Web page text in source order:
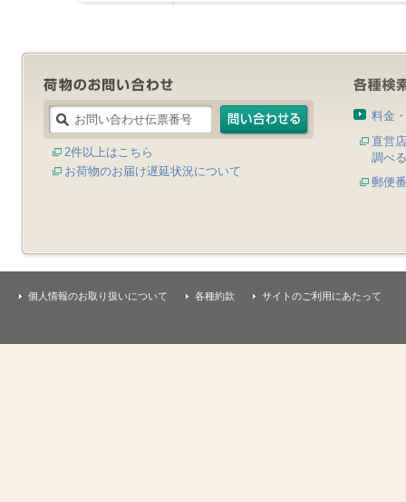
2件以上はこちら
お荷物のお届け遅延状況について
料金
直営
調べる
郵便
個人情報のお取り扱いについて 各種約款 サイトのご利用にあたって